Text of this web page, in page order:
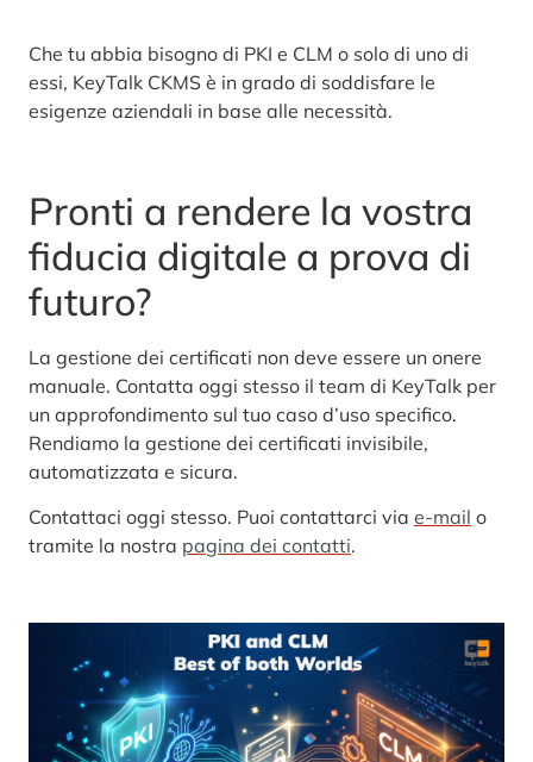
Che tu abbia bisogno di PKI e CLM o solo di uno di
essi, KeyTalk CKMS è in grado di soddisfare le
esigenze aziendali in base alle necessità.
Pronti a rendere la vostra
fiducia digitale a prova di
futuro?
La gestione dei certificati non deve essere un onere
manuale. Contatta oggi stesso il team di KeyTalk per
un approfondimento sul tuo caso d’uso specifico.
Rendiamo la gestione dei certificati invisibile,
automatizzata e sicura.
Contattaci oggi stesso. Puoi contattarci via e-mail o
tramite la nostra pagina dei contatti.